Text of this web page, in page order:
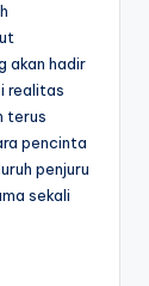
akan hadir
realitas
terus
pencinta
penjuru
sekali